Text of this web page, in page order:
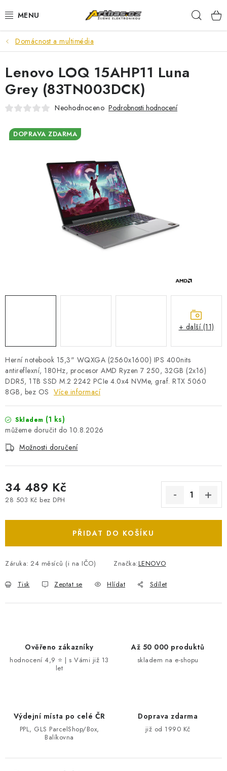
na
TELEFONY, TABLETY
POČÍTAČE, NOTEBOOKY
PRO HRÁČE
SPOTŘEBIČE
Domácnost a multimédia
Herní notebook 15,3" WQXGA (2560x1600) IPS 400nits
antireflexní, 180Hz, procesor AMD Ryzen 7 250, 32GB (2x16)
DDR5, 1TB SSD M.2 2242 PCIe 4.0x4 NVMe, graf. RTX 5060
8GB, bez OS Více informací
Skladem (1 ks)
10.8.2026
Možnosti doručení
34 489 Kč
28 503 Kč bez DPH
PŘIDAT DO KOŠÍKU
Záruka: 24 měsíců (i na IČO) Značka:LENOVO
Tisk Zeptat se Hlídat Sdílet
Lenovo LOQ 15AHP11 Luna
Grey (83TN003DCK)
Neohodnoceno Podrobnosti hodnocení
DOPRAVA ZDARMA
+ další (11)
Ověřeno zákazníky
hodnocení 4,9 ⭐ | s Vámi již 13
let
Až 50 000 produktů
skladem na e-shopu
Výdejní místa po celé ČR
PPL, GLS ParcelShop/Box,
Balíkovna
Doprava zdarma
již od 1990 Kč